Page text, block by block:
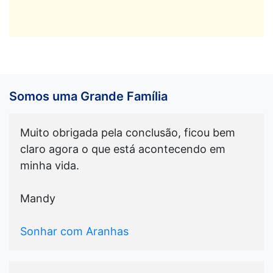
Somos uma Grande Família
Muito obrigada pela conclusão, ficou bem
claro agora o que está acontecendo em
minha vida.
Mandy
Sonhar com Aranhas